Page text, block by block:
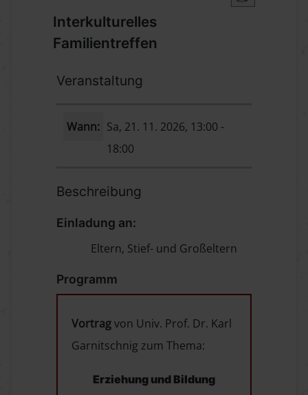
Interkulturelles
Familientreffen
Veranstaltung
Wann: Sa, 21. 11. 2026, 13:00 -
18:00
Beschreibung
Einladung an:
Eltern, Stief- und Großeltern
Programm
Vortragvon Univ. Prof. Dr. Karl
Garnitschnig zum Thema:
Erziehung und Bildung